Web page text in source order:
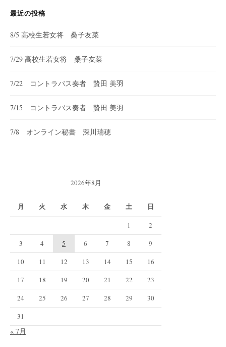
最近の投稿
8/5 高校生若女将 桑子友菜
7/29 高校生若女将 桑子友菜
7/22 コントラバス奏者 贄田 美羽
7/15 コントラバス奏者 贄田 美羽
7/8 オンライン秘書 深川瑞穂
2026年8月
月 火 水 木 金 土 日
1
2
3
4 5 6 7 8
9
10
11 12 13 14 15
16
17
18 19 20 21 22
23
24
25 26 27 28 29
30
31
« 7月